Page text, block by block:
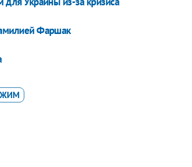
Фаршак